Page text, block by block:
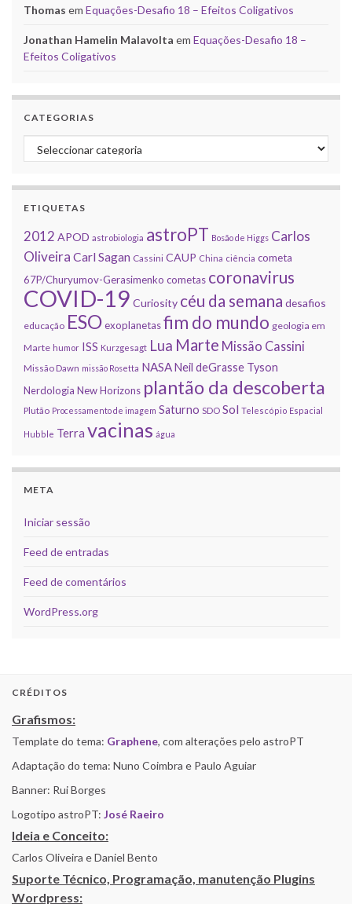
Thomas em Equações-Desafio 18 – Efeitos Coligativos
Jonathan Hamelin Malavolta em Equações-Desafio 18 –
Efeitos Coligativos
CATEGORIAS
Categorias
ETIQUETAS
2012 APOD astrobiologia astroPT Bosão de Higgs Carlos
Oliveira Carl Sagan Cassini CAUP China ciência cometa
67P/Churyumov-Gerasimenko cometas coronavirus
COVID-19 Curiosity céu da semana desafios
educação ESOexoplanetasfim do mundo geologia em
Marte humor ISS Kurzgesagt Lua Marte Missão Cassini
Missão Dawn missão Rosetta NASANeil deGrasse Tyson
Nerdologia New Horizons plantão da descoberta
Plutão Processamento de imagem Saturno SDO Sol Telescópio Espacial
Hubble Terra vacinas água
META
Iniciar sessão
Feed de entradas
Feed de comentários
WordPress.org
CRÉDITOS
Grafismos:
Template do tema: Graphene, com alterações pelo astroPT
Adaptação do tema: Nuno Coimbra e Paulo Aguiar
Banner: Rui Borges
Logotipo astroPT: José Raeiro
Ideia e Conceito:
Carlos Oliveira e Daniel Bento
Suporte Técnico, Programação, manutenção Plugins
Wordpress: